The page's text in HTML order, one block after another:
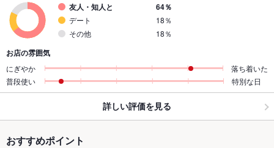
友人・知人と
64％
デート
18％
その他
18％
お店の雰囲気
にぎやか
落ち着いた
普段使い
特別な日
詳しい評価を見る
おすすめポイント